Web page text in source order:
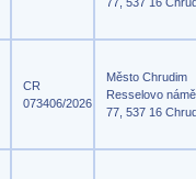
CR
073406/2026
Město Chrudim
Resselovo
77, 537 16